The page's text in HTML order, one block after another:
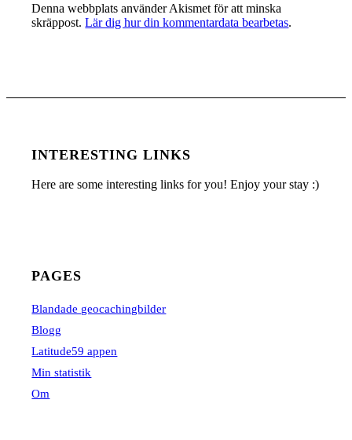
Denna webbplats använder Akismet för att minska
skräppost.Lär dig hur din kommentardata bearbetas.
INTERESTING LINKS
Here are some interesting links for you! Enjoy your stay :)
PAGES
Blandade geocachingbilder
Blogg
Latitude59 appen
Min statistik
Om